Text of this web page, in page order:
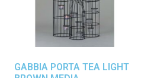
GABBIA PORTA TEA LIGHT